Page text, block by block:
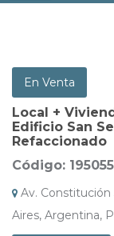
En Venta
Local +
Edificio San
Refaccionado
Código: 195055
Av. Constitución
Aires, Argentina,